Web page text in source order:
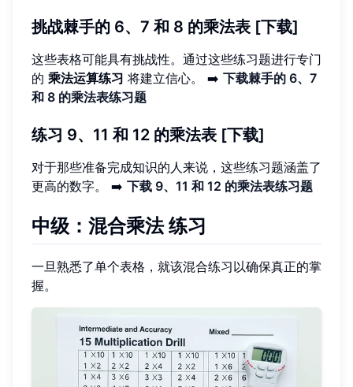
挑战棘手的 6、7 和 8 的乘法表 [下载]
这些表格可能具有挑战性。通过这些练习题进行专门
的 乘法运算练习 将建立信心。 ➡️ 下载棘手的 6、7
和 8 的乘法表练习题
练习 9、11 和 12 的乘法表 [下载]
对于那些准备完成知识的人来说，这些练习题涵盖了
更高的数字。 ➡️ 下载 9、11 和 12 的乘法表练习题
中级：混合乘法 练习
一旦熟悉了单个表格，就该混合练习以确保真正的掌
握。